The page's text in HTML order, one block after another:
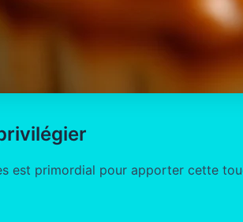
est primordial pour apporter cette